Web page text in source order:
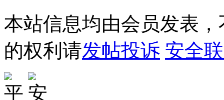
本站信息均由会员发表
的权利请发帖投诉 安全